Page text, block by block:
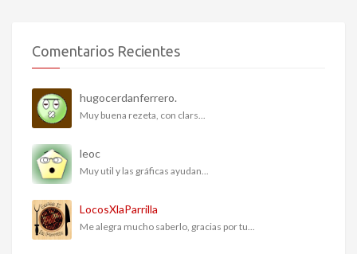
Comentarios Recientes
hugocerdanferrero.
Muy buena rezeta, con clars...
leoc
Muy util y las gráficas ayudan...
LocosXlaParrilla
Me alegra mucho saberlo, gracias por tu...